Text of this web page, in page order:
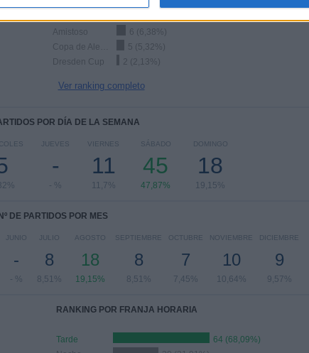
Amistoso
6 (6,38%)
5 (5,32%)
Dresden Cup
2 (2,13%)
Ver ranking completo
POR DÍA DE LA SEMANA
JUEVES
-
- %
VIERNES
11
11,7%
SÁBADO
45
47,87%
DOMINGO
18
19,15%
Nº DE PARTIDOS POR MES
JUNIO
-
- %
JULIO
8
8,51%
AGOSTO
18
19,15%
SEPTIEMBRE
8
8,51%
OCTUBRE
7
7,45%
NOVIEMBRE
10
10,64%
DICIEMBRE
9
9,57%
RANKING POR FRANJA HORARIA
Tarde
64 (68,09%)